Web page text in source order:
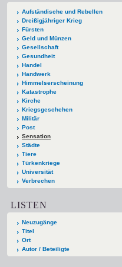
Aufständische und Rebellen
Dreißigjähriger Krieg
Fürsten
Geld und Münzen
Gesellschaft
Gesundheit
Handel
Handwerk
Himmelserscheinung
Katastrophe
Kirche
Kriegsgeschehen
Militär
Post
Sensation
Städte
Tiere
Türkenkriege
Universität
Verbrechen
LISTEN
Neuzugänge
Titel
Ort
Autor / Beteiligte